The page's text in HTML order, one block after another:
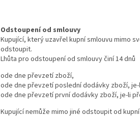
Odstoupení od smlouvy
Kupující, který uzavřel kupní smlouvu mimo
odstoupit.
Lhůta pro odstoupení od smlouvy činí 14 dnů
ode dne převzetí zboží,
ode dne převzetí poslední dodávky zboží,
ode dne převzetí první dodávky zboží, je-li
Kupující nemůže mimo jiné odstoupit od